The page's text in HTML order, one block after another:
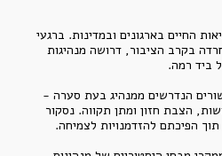
החיים בארגונים ובמדינות. ברגעי
בקרב הציבור, דרושה מנהיגות
ביד רמה.
הנדרשים ממנהיג בעת סערה -
הצבת חזון ומתן תקווה. נסקור
הפיכתם להזדמנויות לצמיחה.